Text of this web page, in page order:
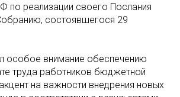
по реализации своего Послания
состоявшегося 29
особое внимание обеспечению
труда работников бюджетной
на важности внедрения новых